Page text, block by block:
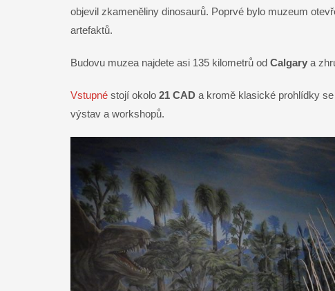
objevil zkameněliny dinosaurů. Poprvé bylo muzeum
artefaktů.
Budovu muzea najdete asi 135 kilometrů od Calgary a
Vstupné stojí okolo 21 CAD a kromě klasické prohlídky
výstav a workshopů.